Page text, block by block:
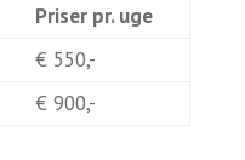
Priser pr. uge
€ 550,-
€ 900,-